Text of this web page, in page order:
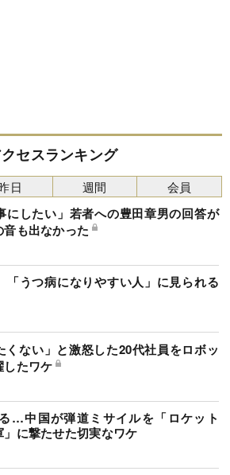
セスランキング
にしたい」若者への豊田章男の回答が
も出なかった
「うつ病になりやすい人」に見られる
くない」と激怒した20代社員をロボッ
したワケ
…中国が弾道ミサイルを「ロケット
に撃たせた切実なワケ
日 週間 会員